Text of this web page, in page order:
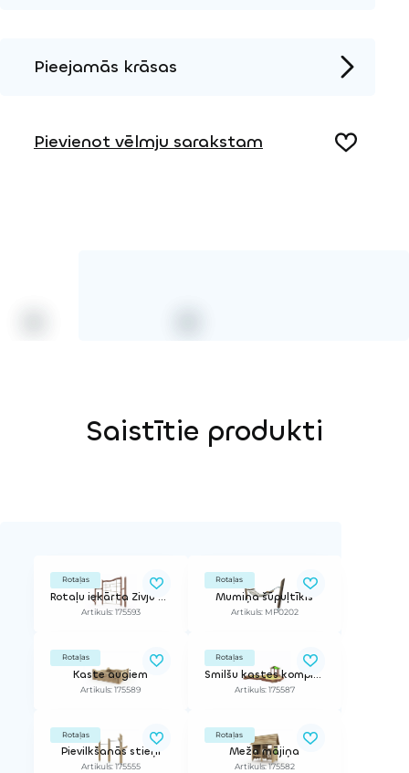
2D DWG – Sānu skats
3D DWG
Pieejamās krāsas
Pievienot vēlmju sarakstam
Saistītie produkti
Rotaļas
Rotaļu iekārta Zivju slazds
Artikuls: 175593
Rotaļas
Mumiņa šūpuļtīkls
Artikuls: MP0202
Rotaļas
Kaste augiem
Artikuls: 175589
Rotaļas
Smilšu kastes komplekss Mojaves tuksneša atpūta
Artikuls: 175587
Rotaļas
Pievilkšanās stieņi
Artikuls: 175555
Rotaļas
Meža mājiņa
Artikuls: 175582